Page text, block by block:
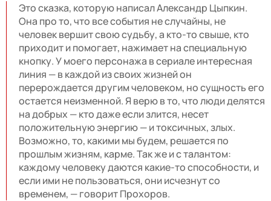
Это сказка, которую написал Александр Цыпкин.
Она про то, что все события не случайны, не
человек вершит свою судьбу, а кто-то свыше, кто
приходит и помогает, нажимает на специальную
кнопку. У моего персонажа в сериале интересная
линия — в каждой из своих жизней он
перерождается другим человеком, но сущность его
остается неизменной. Я верю в то, что люди делятся
на добрых — кто даже если злится, несет
положительную энергию — и токсичных, злых.
Возможно, то, какими мы будем, решается по
прошлым жизням, карме. Так же и с талантом:
каждому человеку даются какие-то способности, и
если ими не пользоваться, они исчезнут со
временем, — говорит Прохоров.